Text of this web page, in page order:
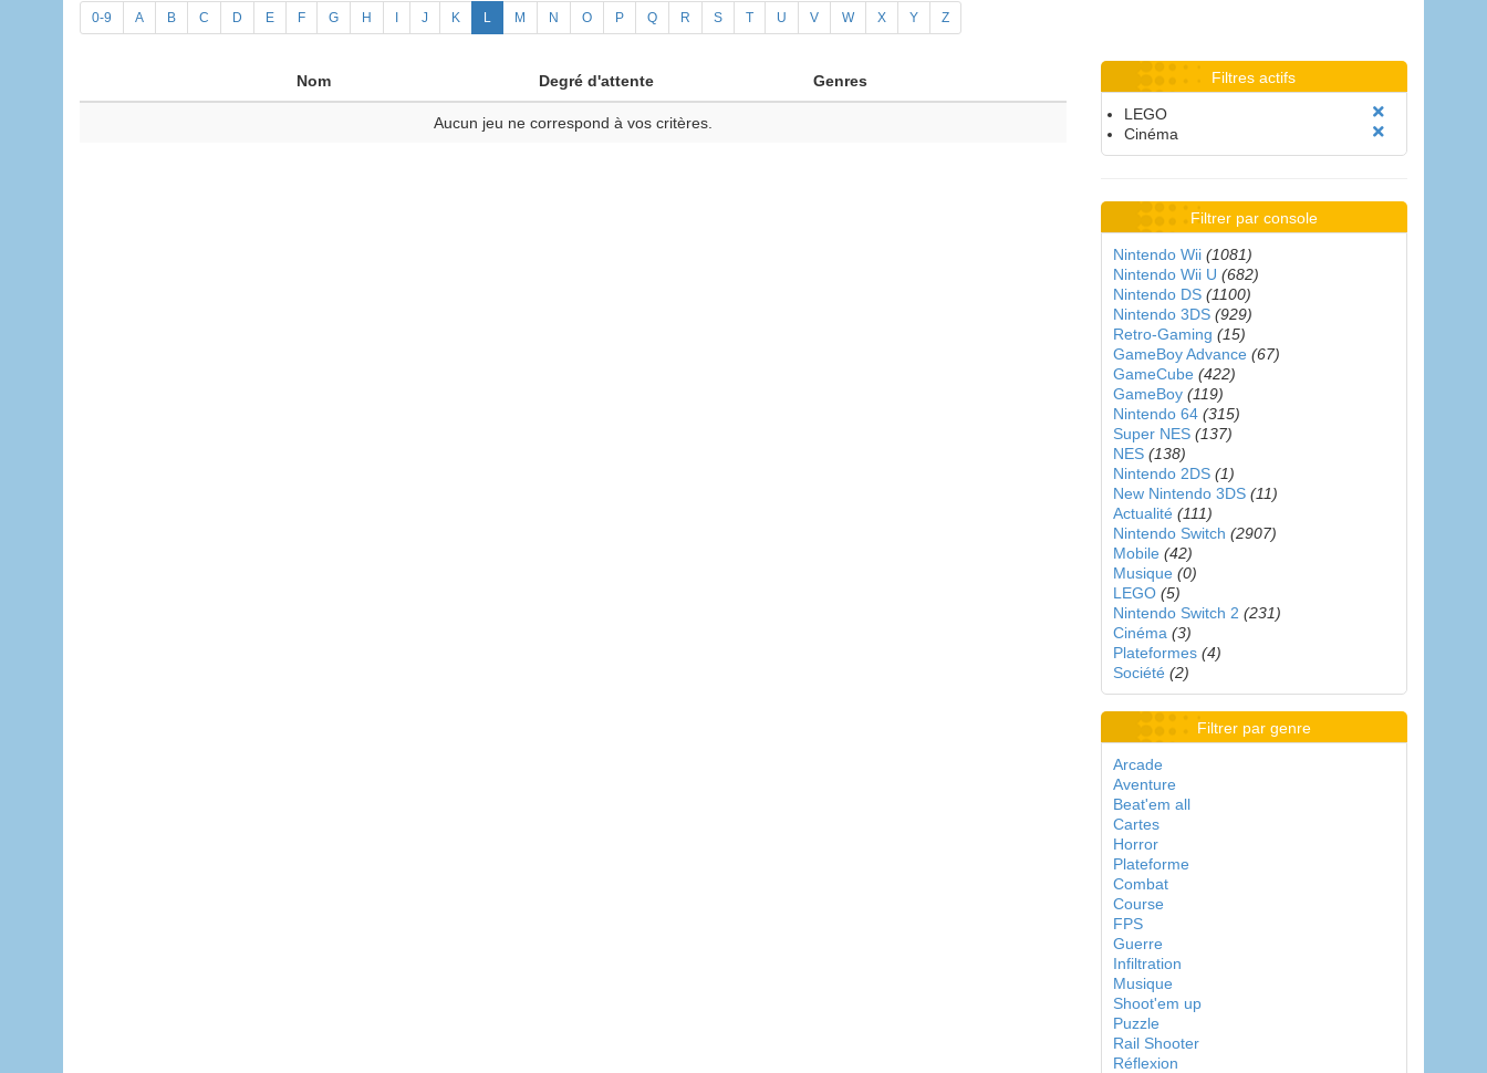
0-9 A B C D E F G H J K L M N O P Q R S T U V W X Y Z
Nom Degré d'attente Genres
Aucun jeu ne correspond à vos critères.
Filtres actifs
LEGO
Cinéma
Filtrer par console
Nintendo Wii (1081)
Nintendo Wii U (682)
Nintendo DS (1100)
Nintendo 3DS (929)
Retro-Gaming (15)
GameBoy Advance (67)
GameCube (422)
GameBoy (119)
Nintendo 64 (315)
Super NES (137)
NES (138)
Nintendo 2DS (1)
New Nintendo 3DS (11)
Actualité (111)
Nintendo Switch (2907)
Mobile (42)
Musique (0)
LEGO (5)
Nintendo Switch 2 (231)
Cinéma (3)
Plateformes (4)
Société (2)
Filtrer par genre
Arcade
Aventure
Beat'em all
Cartes
Horror
Plateforme
Combat
Course
FPS
Guerre
Infiltration
Musique
Shoot'em up
Puzzle
Rail Shooter
Réflexion